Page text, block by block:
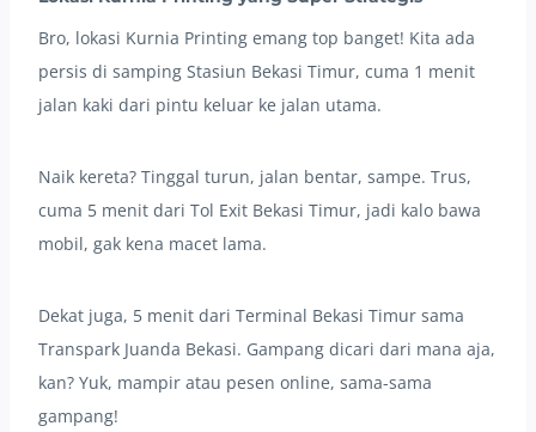
Bro, lokasi Kurnia Printing emang top banget! Kita ada
persis di samping Stasiun Bekasi Timur, cuma 1 menit
jalan kaki dari pintu keluar ke jalan utama.
Naik kereta? Tinggal turun, jalan bentar, sampe. Trus,
cuma 5 menit dari Tol Exit Bekasi Timur, jadi kalo bawa
mobil, gak kena macet lama.
Dekat juga, 5 menit dari Terminal Bekasi Timur sama
Transpark Juanda Bekasi. Gampang dicari dari mana aja,
kan? Yuk, mampir atau pesen online, sama-sama
gampang!